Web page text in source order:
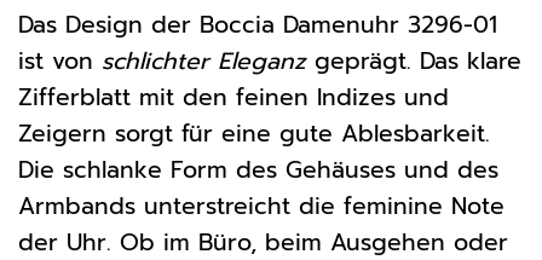
Das Design der Boccia Damenuhr 3296-01
ist von schlichter Eleganzgeprägt. Das klare
Zifferblatt mit den feinen Indizes und
Zeigern sorgt für eine gute Ablesbarkeit.
Die schlanke Form des Gehäuses und des
Armbands unterstreicht die feminine Note
der Uhr. Ob im Büro, beim Ausgehen oder